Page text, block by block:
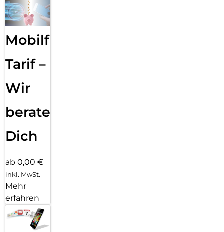
Mobilfunk
Tarif –
Wir
beraten
Dich
ab 0,00 €
inkl. MwSt.
Mehr
erfahren